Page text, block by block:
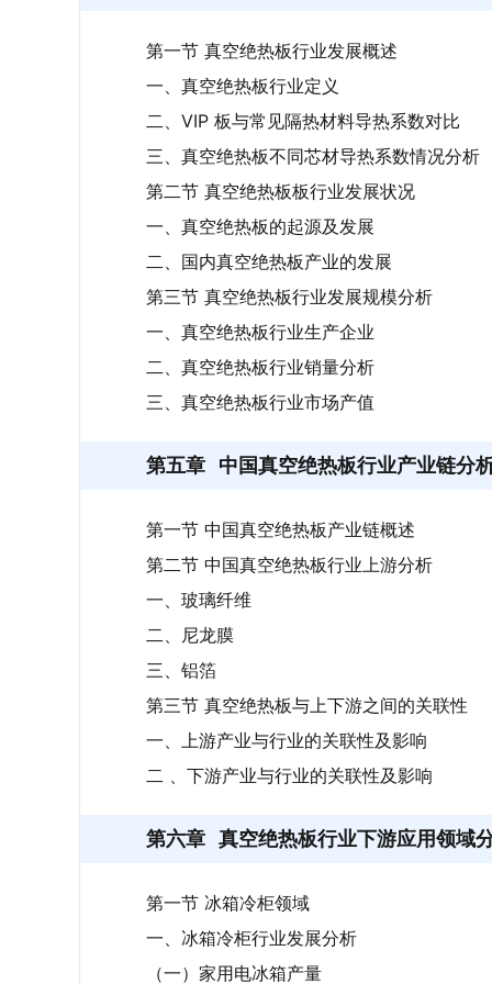
第一节 真空绝热板行业发展概述
一、真空绝热板行业定义
二、VIP 板与常见隔热材料导热系数对比
三、真空绝热板不同芯材导热系数情况分析
第二节 真空绝热板板行业发展状况
一、真空绝热板的起源及发展
二、国内真空绝热板产业的发展
第三节 真空绝热板行业发展规模分析
一、真空绝热板行业生产企业
二、真空绝热板行业销量分析
三、真空绝热板行业市场产值
第五章 中国真空绝热板行业产业链分
第一节 中国真空绝热板产业链概述
第二节 中国真空绝热板行业上游分析
一、玻璃纤维
二、尼龙膜
三、铝箔
第三节 真空绝热板与上下游之间的关联性
一、上游产业与行业的关联性及影响
二 、下游产业与行业的关联性及影响
第六章 真空绝热板行业下游应用领域
第一节 冰箱冷柜领域
一、冰箱冷柜行业发展分析
（一）家用电冰箱产量